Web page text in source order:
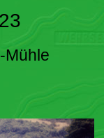
Mühle